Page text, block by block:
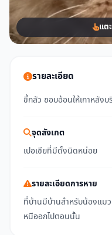
แต
รายละเอียด
ขี้กลัว ชอบอ้อนให้เกาหลัง
จุดสังเกต
เปอเซียที่มีดั้งนิดหน่อย
รายละเอียดการหาย
ที่บ้านมีบ้านสำหรับน้องแมว
หนีออกไปตอนนั้น